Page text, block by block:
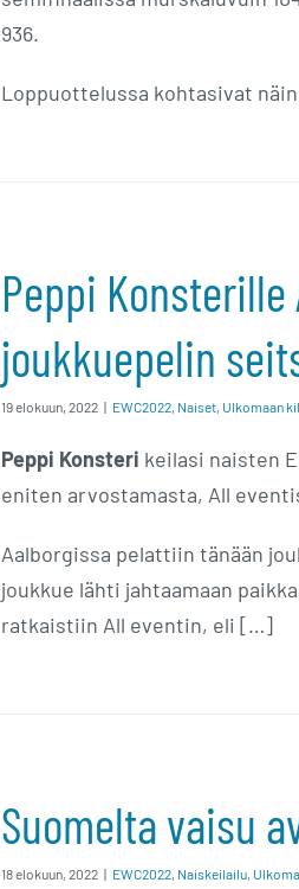
936.
Loppuottelussa kohtasivat
Peppi
joukkuepelin
19 elokuun, 2022 | EWC2022, Naiset, Ulkomaan
Peppi Konsteri keilasi naisten
eniten arvostamasta, All
Aalborgissa pelattiin tänään
joukkue lähti jahtaamaan
ratkaistiin All eventin, eli […]
Suomelta vaisu
18 elokuun, 2022 | EWC2022, Naiskeilailu,